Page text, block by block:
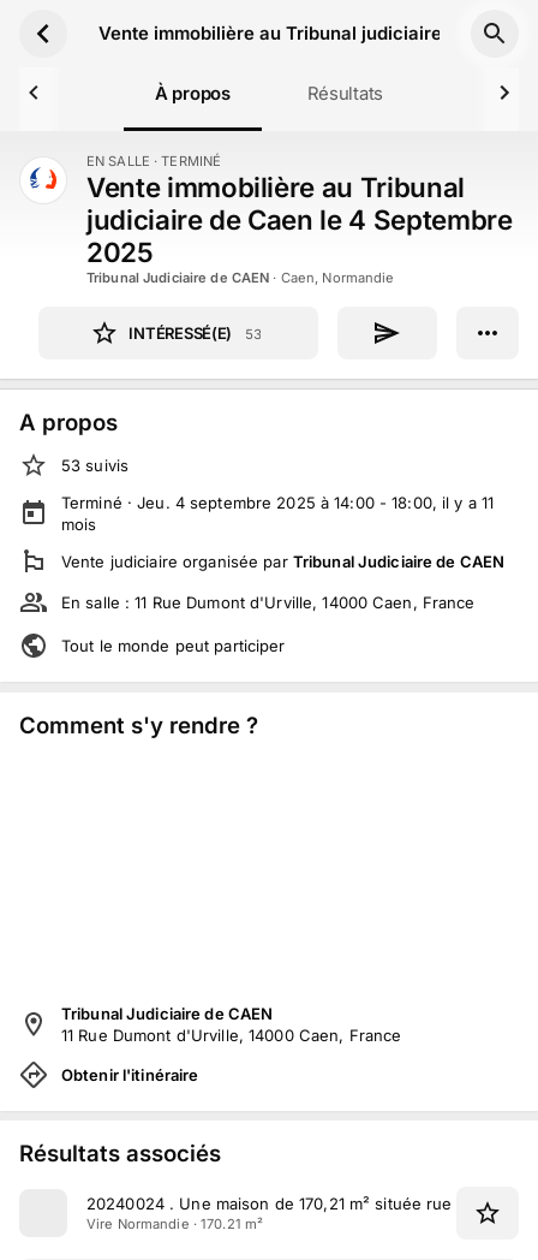
Vente immobilière au Tribunal judiciaire de Caen
À propos Résultats
TERMINÉ EN SALLE · TERMINÉ
Vente immobilière au Tribunal
judiciaire de Caen le 4 Septembre
2025
Tribunal Judiciaire de CAEN · Caen, Normandie
INTÉRESSÉ(E) 53
A propos
53 suivis
Terminé ·Jeu. 4 septembre 2025 à 14:00 - 18:00, il y a 11
mois
Vente judiciaire organisée par Tribunal Judiciaire de CAEN
En salle :11 Rue Dumont d'Urville, 14000 Caen, France
Tout le monde peut participer
Comment s'y rendre ?
Tribunal Judiciaire de CAEN
11 Rue Dumont d'Urville, 14000 Caen, France
Obtenir l'itinéraire
Résultats associés
20240024 . Une maison de 170,21 m² située rue des
Vire Normandie · 170.21 m²